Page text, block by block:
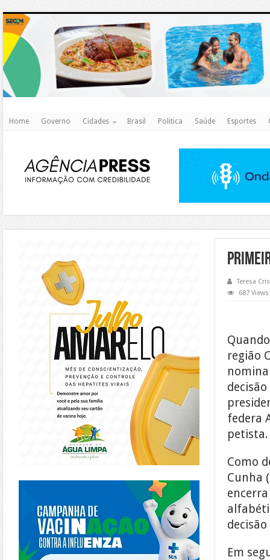
Home Governo Cidades Brasil Politica Saúde Esportes
Teresa
687 Views
região
federa
petista.
Como
Cunha
Em
https://piracanjuba.go.gov.br/